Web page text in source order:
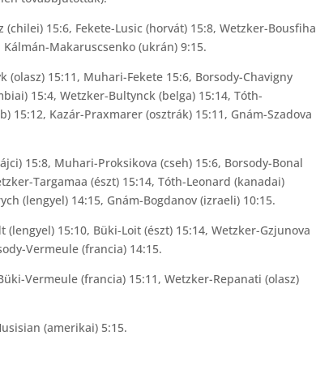
(chilei) 15:6, Fekete-Lusic (horvát) 15:8, Wetzker-Bousfiha
Makaruscsenko (ukrán) 9:15.
(olasz) 15:11, Muhari-Fekete 15:6, Borsody-Chavigny
15:4, Wetzker-Bultynck (belga) 15:14, Tóth-
15:12, Kazár-Praxmarer (osztrák) 15:11, Gnám-Szadova
15:8, Muhari-Proksikova (cseh) 15:6, Borsody-Bonal
Targamaa (észt) 15:14, Tóth-Leonard (kanadai)
(lengyel) 14:15, Gnám-Bogdanov (izraeli) 10:15.
(lengyel) 15:10, Büki-Loit (észt) 15:14, Wetzker-Gzjunova
Vermeule (francia) 14:15.
Vermeule (francia) 15:11, Wetzker-Repanati (olasz)
(amerikai) 5:15.